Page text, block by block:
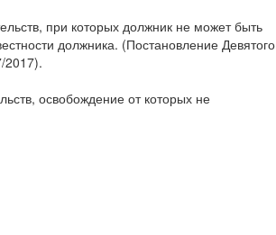
при которых должник не может быть
должника. (Постановление Девятого
2017).
освобождение от которых не